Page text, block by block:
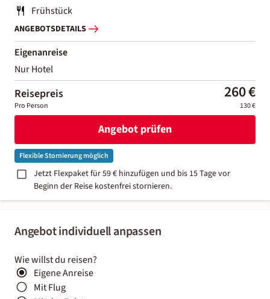
Angebot individuell anpassen
Wie willst du reisen?
Eigene Anreise
Mit Flug
Frühstück
ANGEBOTSDETAILS
Eigenanreise
Nur Hotel
Reisepreis 260 €
Pro Person 130 €
Angebot prüfen
Flexible Stornierung möglich
Jetzt Flexpaket für 59 € hinzufügen und bis 15 Tage vor
Beginn der Reise kostenfrei stornieren.